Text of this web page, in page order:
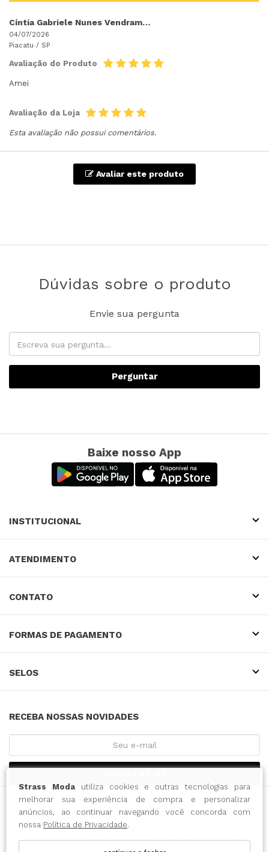
Strass Modautiliza cookies e outras tecnologias para
melhorar sua experiência de compra e personalizar
anúncios, ao continuar navegando você concorda com
nossa Política de Privacidade.
Cíntia Gabriele Nunes Vendrame Navachi
04/07/2026
Piacatu / SP
Avaliação do Produto
Amei
Avaliação da Loja
Esta avaliação não possui comentários.
Avaliar este produto
Dúvidas sobre o produto
Envie sua pergunta
Perguntar
Baixe nosso App
INSTITUCIONAL
ATENDIMENTO
CONTATO
FORMAS DE PAGAMENTO
SELOS
RECEBA NOSSAS NOVIDADES
INTENSE COMERCIO DO VESTUARIO LTDA / CNPJ:
43.065.500/0001-14
Endereço: RUA 15 DE NOVEMBRO, 788 - CENTRO - BLUMENAU -